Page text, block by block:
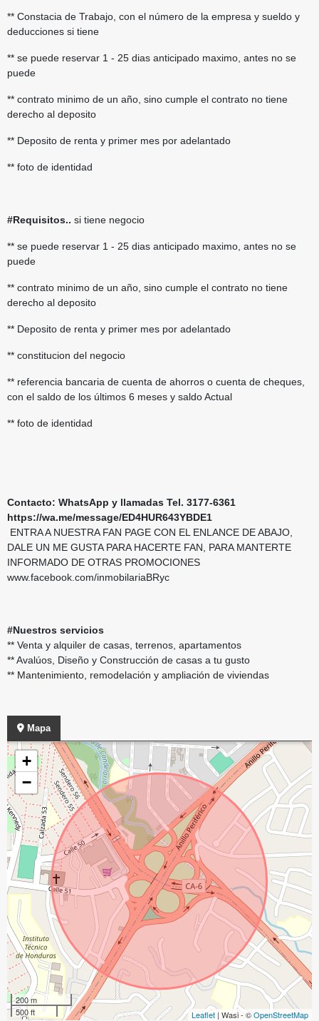
** Constacia de Trabajo, con el número de la empresa y sueldo y
deducciones si tiene
** se puede reservar 1 - 25 dias anticipado maximo, antes no se
puede
** contrato minimo de un año, sino cumple el contrato no tiene
derecho al deposito
** Deposito de renta y primer mes por adelantado
** foto de identidad
#Requisitos.. si tiene negocio
** se puede reservar 1 - 25 dias anticipado maximo, antes no se
puede
** contrato minimo de un año, sino cumple el contrato no tiene
derecho al deposito
** Deposito de renta y primer mes por adelantado
** constitucion del negocio
** referencia bancaria de cuenta de ahorros o cuenta de cheques,
con el saldo de los últimos 6 meses y saldo Actual
** foto de identidad
Contacto: WhatsApp y llamadas Tel. 3177-6361
https://wa.me/message/ED4HUR643YBDE1
ENTRA A NUESTRA FAN PAGE CON EL ENLANCE DE ABAJO,
DALE UN ME GUSTA PARA HACERTE FAN, PARA MANTERTE
INFORMADO DE OTRAS PROMOCIONES
www.facebook.com/inmobilariaBRyc
#Nuestros servicios
** Venta y alquiler de casas, terrenos, apartamentos
** Avalúos, Diseño y Construcción de casas a tu gusto
** Mantenimiento, remodelación y ampliación de viviendas
Mapa
+
−
200 m
500 ft
Leaflet | Wasi - ©OpenStreetMap